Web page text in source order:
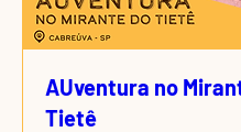
AUventura no
Tietê